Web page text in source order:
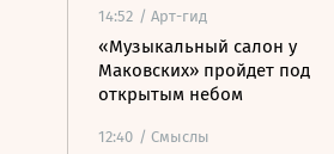
14:52 / Арт-гид
«Музыкальный салон у
Маковских» пройдет под
открытым небом
12:40 / Смыслы